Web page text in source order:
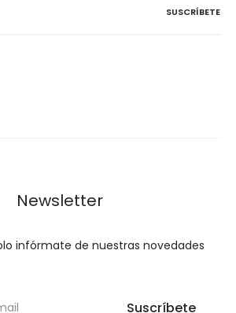
Newsletter
infórmate de nuestras novedades